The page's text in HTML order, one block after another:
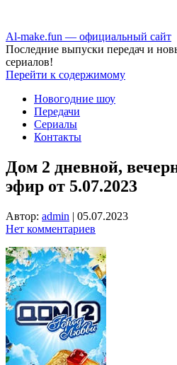
Аl-make.fun — официальный сайт
Последние выпуски передач и
сериалов!
Перейти к содержимому
Новогодние шоу
Передачи
Сериалы
Контакты
Дом 2 дневной,
эфир от 5.07.2023
Автор: admin | 05.07.2023
Нет комментариев